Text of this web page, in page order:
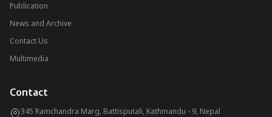
Publication
News and Archive
Contact Us
Multimedia
Contact
345 Ramchandra Marg, Battisputali, Kathmandu - 9, Nepal